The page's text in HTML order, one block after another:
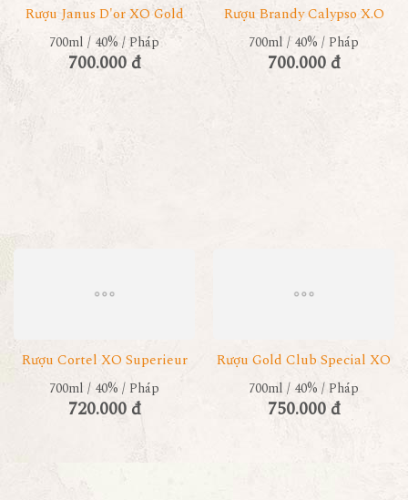
Rượu Janus D'or XO Gold
700ml / 40% / Pháp
700.000 đ
Rượu Brandy Calypso X.O
700ml / 40% / Pháp
700.000 đ
Rượu Cortel XO Superieur
700ml / 40% / Pháp
720.000 đ
Rượu Gold Club Special XO
700ml / 40% / Pháp
750.000 đ